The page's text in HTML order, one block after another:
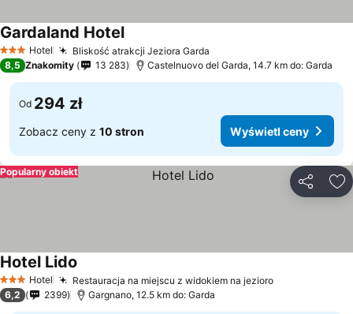
3 Kategoria
Hotel Bliskość atrakcji Jeziora Garda
Gardaland Hotel
8,5 Znakomity 13 283 Castelnuovo del Garda, 14.7 km do: Garda
Od 294 zł
Zobacz ceny z 10 stron Wyświetl ceny
Popularny obiekt
3 Kategoria
Hotel Restauracja na miejscu z widokiem na jezioro
Hotel Lido
6,2 2399 Gargnano, 12.5 km do: Garda